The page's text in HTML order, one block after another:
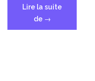
Lire la suite
de « Envoi
automatique
→